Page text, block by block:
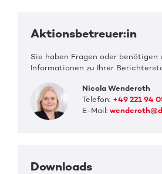
Aktionsbetreuer:in
Sie haben Fragen oder benötigen
Informationen zu Ihrer
Nicola Wenderoth
Telefon: +49 221 94
E-Mail:
Downloads